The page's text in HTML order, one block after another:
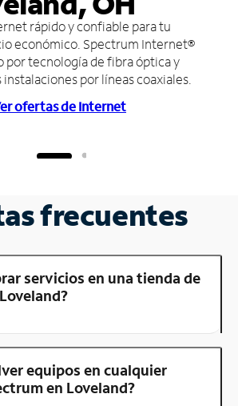
rápido y confiable para tu
económico. Spectrum Internet®
por tecnología de fibra óptica y
por líneas coaxiales.
ofertas de Internet
frecuentes
servicios en una tienda de
equipos en cualquier
en Loveland?